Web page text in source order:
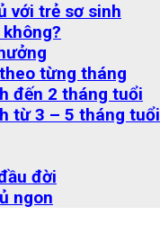
với trẻ sơ sinh
từng tháng
đến 2 tháng tuổi
từ 3 – 5 tháng tuổi
đời
ngon